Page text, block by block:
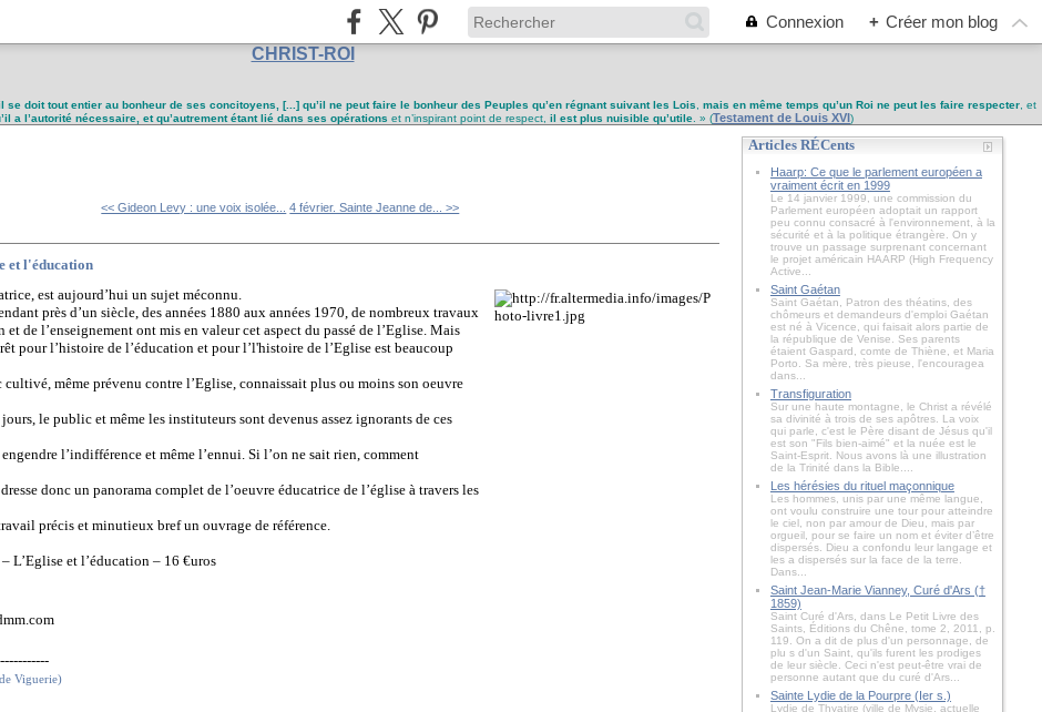
Connexion + Créer mon blog
CHRIST-ROI
doit tout entier au bonheur de ses concitoyens, [...] qu’il ne peut faire le bonheur des Peuples qu’en régnant suivant les Lois mais en même temps qu’un Roi ne peut les faire respecter, et
a l’autorité nécessaire, et qu’autrement étant lié dans ses opérations et n’inspirant point de respect, il est plus nuisible qu’utile . » (Testament de Louis XVI)
<< Gideon Levy : une voix isolée... 4 février. Sainte Jeanne de... >>
et l'éducation
est aujourd’hui un sujet méconnu.
près d’un siècle, des années 1880 aux années 1970, de nombreux travaux
et de l’enseignement ont mis en valeur cet aspect du passé de l’Eglise. Mais
pour l’histoire de l’éducation et pour l’l'histoire de l’Eglise est beaucoup
même prévenu contre l’Eglise, connaissait plus ou moins son oeuvre
jours, le public et même les instituteurs sont devenus assez ignorants de ces
l’indifférence et même l’ennui. Si l’on ne sait rien, comment
donc un panorama complet de l’oeuvre éducatrice de l’église à travers les
précis et minutieux bref un ouvrage de référence.
L’Eglise et l’éducation – 16 €uros
Viguerie)
Articles RÉCents
Haarp: Ce que le parlement européen a
vraiment écrit en 1999
Le 14 janvier 1999, une commission du
Parlement européen adoptait un rapport
peu connu consacré à l'environnement, à la
sécurité et à la politique étrangère. On y
trouve un passage surprenant concernant
le projet américain HAARP (High Frequency
Active...
Saint Gaétan
Saint Gaétan, Patron des théatins, des
chômeurs et demandeurs d'emploi Gaétan
est né à Vicence, qui faisait alors partie de
la république de Venise. Ses parents
étaient Gaspard, comte de Thiène, et Maria
Porto. Sa mère, très pieuse, l'encouragea
dans...
Transfiguration
Sur une haute montagne, le Christ a révélé
sa divinité à trois de ses apôtres. La voix
qui parle, c'est le Père disant de Jésus qu'il
est son "Fils bien-aimé" et la nuée est le
Saint-Esprit. Nous avons là une illustration
de la Trinité dans la Bible....
Les hérésies du rituel maçonnique
Les hommes, unis par une même langue,
ont voulu construire une tour pour atteindre
le ciel, non par amour de Dieu, mais par
orgueil, pour se faire un nom et éviter d’être
dispersés. Dieu a confondu leur langage et
les a dispersés sur la face de la terre.
Dans...
Saint Jean-Marie Vianney, Curé d'Ars (†
1859)
Saint Curé d'Ars, dans Le Petit Livre des
Saints, Éditions du Chêne, tome 2, 2011, p.
119. On a dit de plus d'un personnage, de
plu s d'un Saint, qu'ils furent les prodiges
de leur siècle. Ceci n'est peut-être vrai de
personne autant que du curé d'Ars...
Sainte Lydie de la Pourpre (Ier s.)
Lydie de Thyatire (ville de Mysie, actuelle